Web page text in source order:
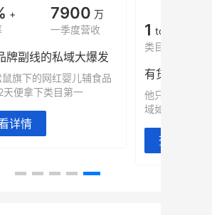
+
7900 万
一季度营收
牌副线的私域大爆发
鼠旗下的网红婴儿辅食品
天便拿下类目第一
详情
1 top
类目销售额
他只用7年做
域如何破局？
查看详情